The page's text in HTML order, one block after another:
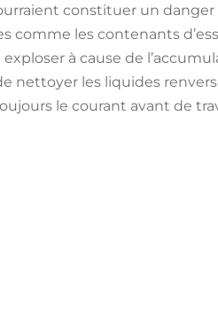
constituer un
comme les contenants
à cause de
nettoyer les liquides
le courant avant de